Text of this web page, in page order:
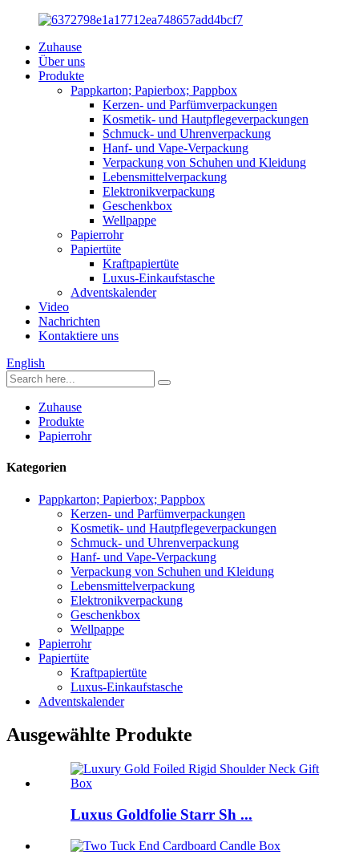
Zuhause
Über uns
Produkte
Pappkarton; Papierbox; Pappbox
Kerzen- und Parfümverpackungen
Kosmetik- und Hautpflegeverpackungen
Schmuck- und Uhrenverpackung
Hanf- und Vape-Verpackung
Verpackung von Schuhen und Kleidung
Lebensmittelverpackung
Elektronikverpackung
Geschenkbox
Wellpappe
Papierrohr
Papiertüte
Kraftpapiertüte
Luxus-Einkaufstasche
Adventskalender
Video
Nachrichten
Kontaktiere uns
English
Zuhause
Produkte
Papierrohr
Kategorien
Pappkarton; Papierbox; Pappbox
Kerzen- und Parfümverpackungen
Kosmetik- und Hautpflegeverpackungen
Schmuck- und Uhrenverpackung
Hanf- und Vape-Verpackung
Verpackung von Schuhen und Kleidung
Lebensmittelverpackung
Elektronikverpackung
Geschenkbox
Wellpappe
Papierrohr
Papiertüte
Kraftpapiertüte
Luxus-Einkaufstasche
Adventskalender
Ausgewählte Produkte
Luxus Goldfolie Starr Sh ...